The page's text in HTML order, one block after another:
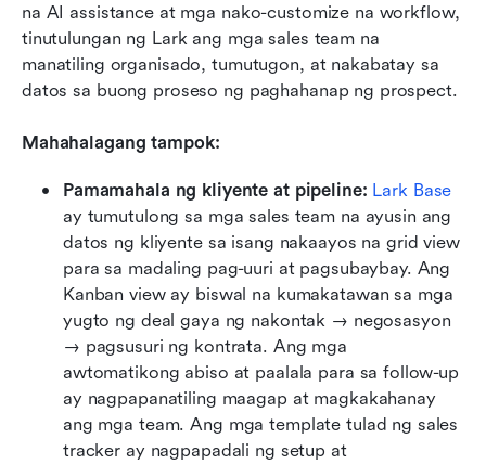
na AI assistance at mga nako-customize na workflow,
tinutulungan ng Lark ang mga sales team na
manatiling organisado, tumutugon, at nakabatay sa
datos sa buong proseso ng paghahanap ng prospect.
Mahahalagang tampok:
Pamamahala ng kliyente at pipeline: Lark Base
ay tumutulong sa mga sales team na ayusin ang
datos ng kliyente sa isang nakaayos na grid view
para sa madaling pag-uuri at pagsubaybay. Ang
Kanban view ay biswal na kumakatawan sa mga
yugto ng deal gaya ng nakontak → negosasyon
→ pagsusuri ng kontrata. Ang mga
awtomatikong abiso at paalala para sa follow-up
ay nagpapanatiling maagap at magkakahanay
ang mga team. Ang mga template tulad ng sales
tracker ay nagpapadali ng setup at